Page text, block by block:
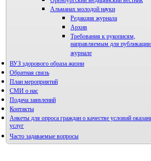
Правила направления,
Альманах молодой науки
Редакция журнала
Архив
Требования к рукописям,
направляемым для
журнале
ВУЗ здорового образа жизни
Фотогалерея
Обратная связь
План мероприятий
СМИ о нас
Подача заявлений
Контакты
Анкеты для опроса граждан о качестве условий
услуг
Часто задаваемые вопросы